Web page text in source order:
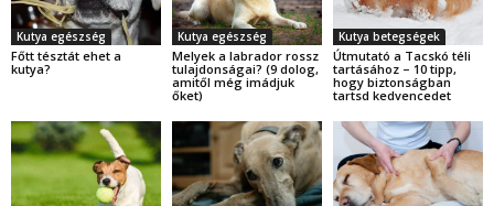
Kutya egészség
Főtt tésztát ehet a
kutya?
Kutya egészség
Melyek a labrador rossz
tulajdonságai? (9 dolog,
amitől még imádjuk
őket)
Kutya betegségek
Útmutató a Tacskó téli
tartásához – 10 tipp,
hogy biztonságban
tartsd kedvencedet